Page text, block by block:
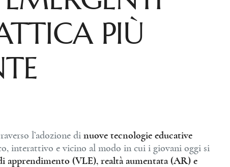
PIÙ
l’adozione di nuove tecnologie educative
interattivo e vicino al modo in cui i giovani oggi si
apprendimento (VLE), realtà aumentata (AR) e